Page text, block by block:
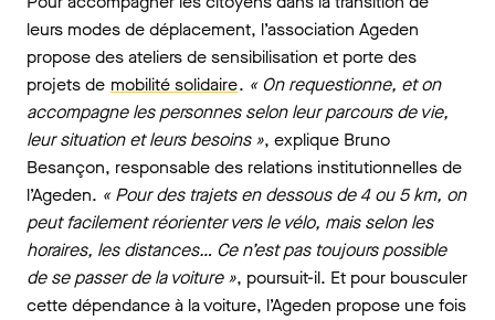
leurs modes de déplacement, l’association Ageden
propose des ateliers de sensibilisation et porte des
projets de mobilité solidaire. « On requestionne, et on
accompagne les personnes selon leur parcours de vie,
leur situation et leurs besoins », explique Bruno
Besançon, responsable des relations institutionnelles de
l’Ageden. « Pour des trajets en dessous de 4 ou 5 km, on
peut facilement réorienter vers le vélo, mais selon les
horaires, les distances… Ce n’est pas toujours possible
de se passer de la voiture », poursuit-il. Et pour bousculer
cette dépendance à la voiture, l’Ageden propose une fois